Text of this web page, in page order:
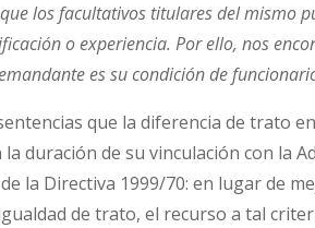
los facultativos titulares del mismo
o experiencia. Por ello, nos
es su condición de
que la diferencia de trato
duración de su vinculación con la
la Directiva 1999/70: en lugar de
de trato, el recurso a tal